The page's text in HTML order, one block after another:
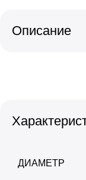
Описание
ДИАМЕТР